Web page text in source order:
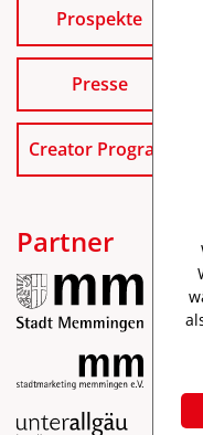
Prospekte
Presse
Creator Program
Partner